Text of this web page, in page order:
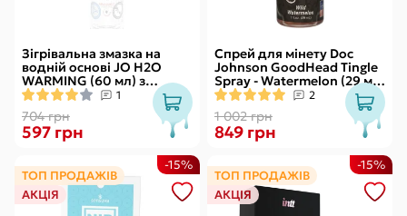
Зігрівальна змазка на
водній основі JO H2O
WARMING (60 мл) з
екстрактом перцевої
м’яти
1
704 грн
597 грн
Спрей для мінету Doc
Johnson GoodHead Tingle
Spray - Watermelon (29 мл)
зі стимулювальним
ефектом
2
1 002 грн
849 грн
ТОП ПРОДАЖІВ
АКЦІЯ
-15%
ТОП ПРОДАЖІВ
АКЦІЯ
-15%